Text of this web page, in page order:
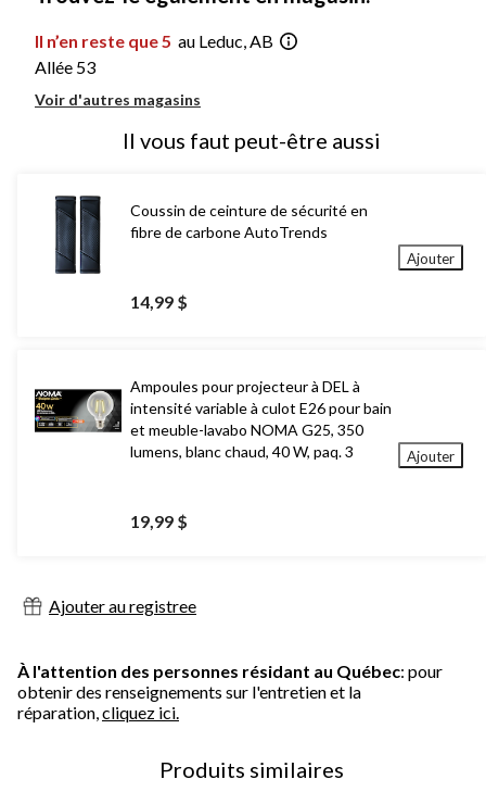
Il n’en reste que 5 au Leduc, AB
Allée 53
Voir d'autres magasins
Il vous faut peut-être aussi
Coussin de ceinture de sécurité en
fibre de carbone AutoTrends
14,99 $
Ajouter
Ampoules pour projecteur à DEL à
intensité variable à culot E26 pour bain
et meuble-lavabo NOMA G25, 350
lumens, blanc chaud, 40 W, paq. 3
19,99 $
Ajouter
Ajouter au registree
À l'attention des personnes résidant au Québec: pour
obtenir des renseignements sur l'entretien et la
réparation,cliquez ici.
Produits similaires